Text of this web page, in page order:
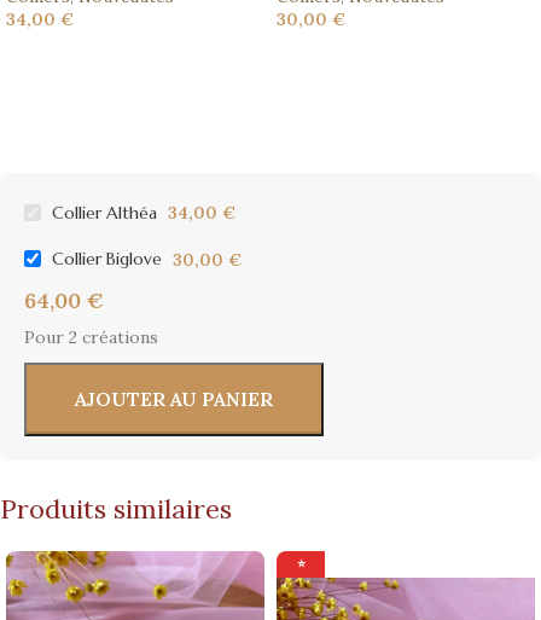
34,00 €
30,00 €
Collier Althéa 34,00 €
Collier Biglove 30,00 €
64,00 €
Pour 2 créations
AJOUTER AU PANIER
Produits similaires
⭐